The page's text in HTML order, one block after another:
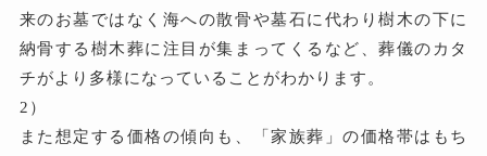
来のお墓ではなく海への散骨や墓石に代わり樹木の下に
納骨する樹木葬に注目が集まってくるなど、葬儀のカタ
チがより多様になっていることがわかります。
2）
また想定する価格の傾向も、「家族葬」の価格帯はもち